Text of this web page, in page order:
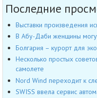
Последние
Выставки произведения
В Абу-Даби женщины
Болгария – курорт для
Несколько простых
самолете
Nord Wind переходит к
SWISS ввела сервис